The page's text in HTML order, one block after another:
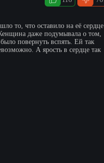
то, что оставило на её сердце
даже подумывала о том,
повернуть вспять. Ей так
А ярость в сердце так